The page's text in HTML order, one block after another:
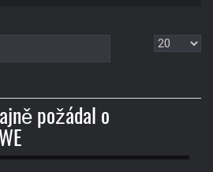
Zobrazit
požádal o